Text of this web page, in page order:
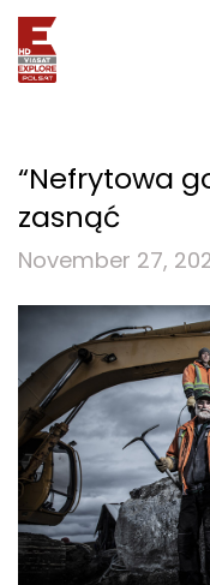
“Nefrytowa
zasnąć
November 27,